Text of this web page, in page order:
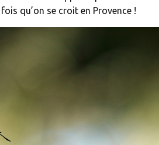
qu’on se croit en Provence !